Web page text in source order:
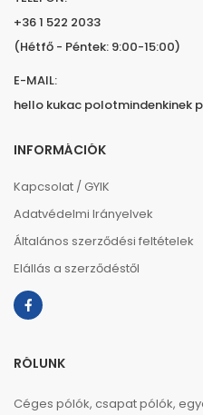
+36 1 522 2033
(Hétfő - Péntek: 9:00-15:00)
E-MAIL:
hello kukac polotmindenkinek
INFORMÁCIÓK
Kapcsolat / GYIK
Adatvédelmi Irányelvek
Általános szerződési feltételek
Elállás a szerződéstől
RÓLUNK
Céges pólók, csapat pólók,